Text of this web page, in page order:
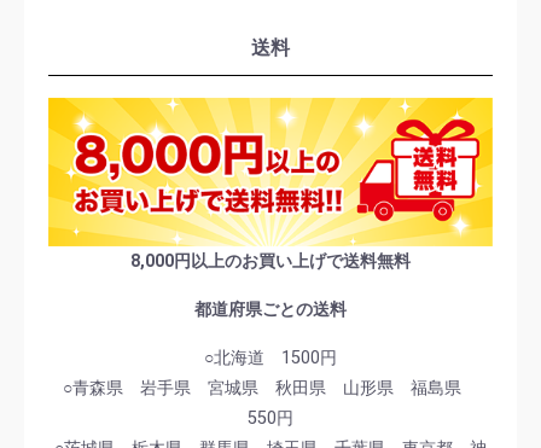
送料
8,000円以上のお買い上げで送料無料
都道府県ごとの送料
○北海道 1500円
○青森県 岩手県 宮城県 秋田県 山形県 福島県
550円